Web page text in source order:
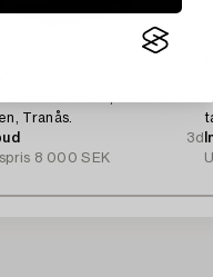
Tranås.
3d
8 000 SEK